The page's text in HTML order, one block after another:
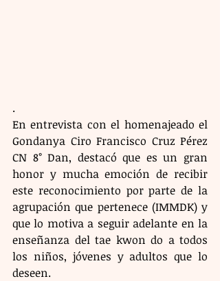
.
En entrevista con el homenajeado el
Gondanya Ciro Francisco Cruz Pérez
CN 8° Dan, destacó que es un gran
honor y mucha emoción de recibir
este reconocimiento por parte de la
agrupación que pertenece (IMMDK) y
que lo motiva a seguir adelante en la
enseñanza del tae kwon do a todos
los niños, jóvenes y adultos que lo
deseen.